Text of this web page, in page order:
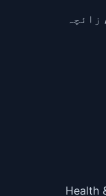
Health